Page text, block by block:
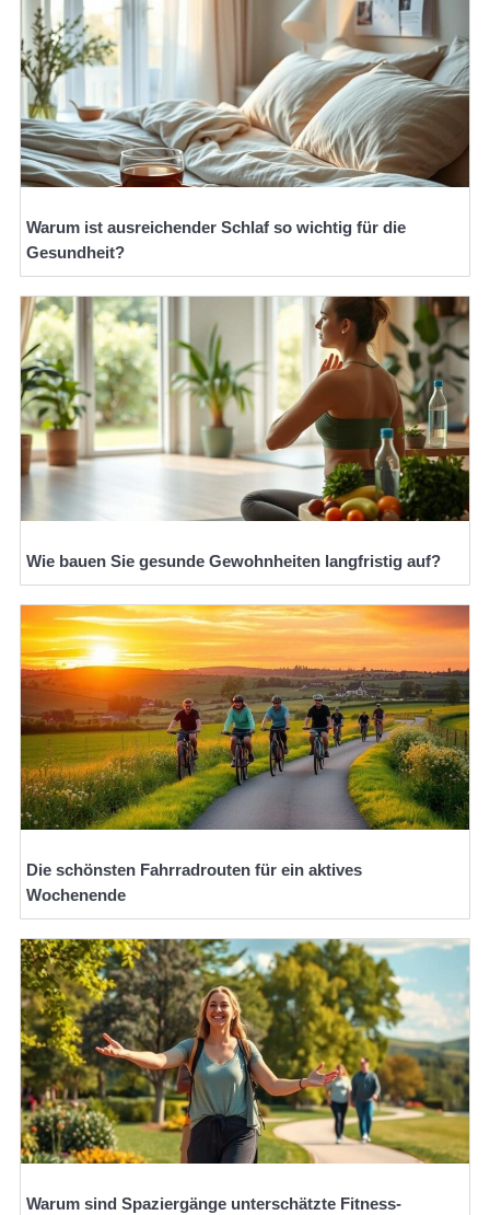
Warum ist ausreichender Schlaf so wichtig für die
Gesundheit?
Wie bauen Sie gesunde Gewohnheiten langfristig auf?
Die schönsten Fahrradrouten für ein aktives
Wochenende
Warum sind Spaziergänge unterschätzte Fitness-